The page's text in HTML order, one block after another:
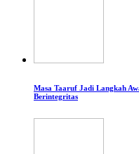
Masa Taaruf Jadi Langkah
Berintegritas